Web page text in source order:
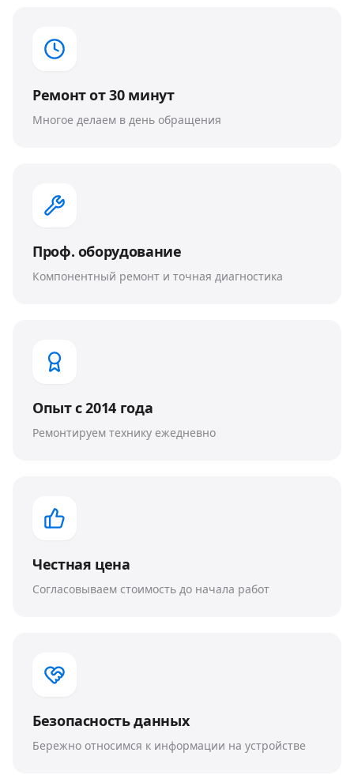
Ремонт от 30 минут
Многое делаем в день обращения
Проф. оборудование
Компонентный ремонт и точная диагностика
Опыт с 2014 года
Ремонтируем технику ежедневно
Честная цена
Согласовываем стоимость до начала работ
Безопасность данных
Бережно относимся к информации на устройстве